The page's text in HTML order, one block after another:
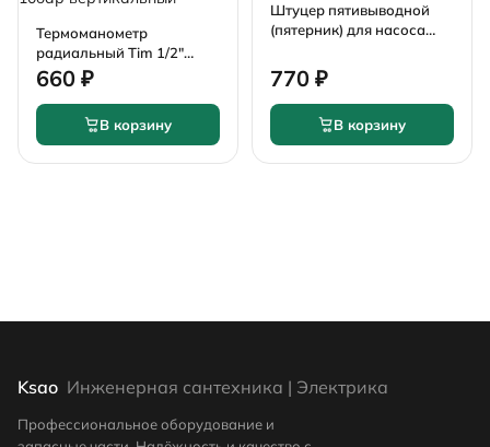
Термоманометр
радиальный Tim 1/2"
120С 10бар
вертикальный
660 ₽
В корзину
Штуцер пятивыводной
(пятерник) для насоса
770 ₽
В корзину
Ksao Инженерная сантехника | Электрика
Профессиональное оборудование и